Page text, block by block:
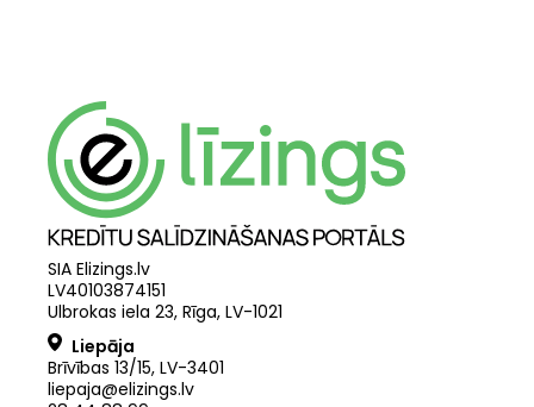
SIA Elizings.lv
LV40103874151
Ulbrokas iela 23, Rīga, LV-1021
Liepāja
Brīvības 13/15, LV-3401
liepaja@elizings.lv